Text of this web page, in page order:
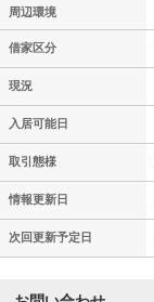
周辺環境
借家区分
現況
入居可能日
取引態様
情報更新日
次回更新予定日